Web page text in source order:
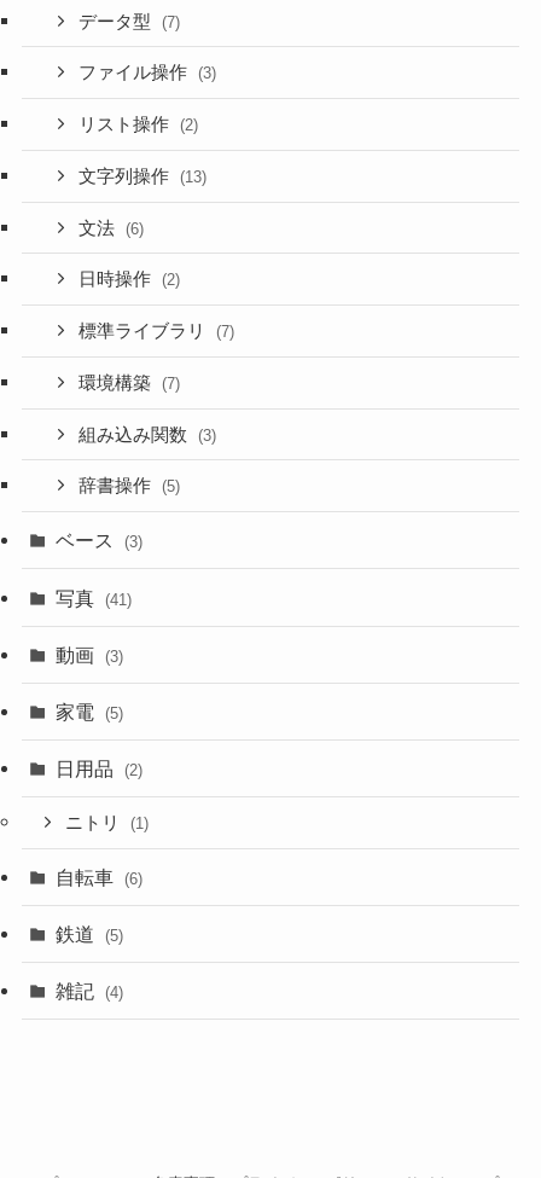
データ型 (7)
ファイル操作 (3)
リスト操作 (2)
文字列操作 (13)
文法 (6)
日時操作 (2)
標準ライブラリ (7)
環境構築 (7)
組み込み関数 (3)
辞書操作 (5)
ベース (3)
写真 (41)
動画 (3)
家電 (5)
日用品 (2)
ニトリ (1)
自転車 (6)
鉄道 (5)
雑記 (4)